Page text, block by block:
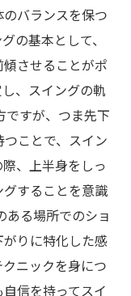
バランスを保つ
の基本として、
させることがポ
、スイングの軌
ですが、つま先下
ことで、スイン
、上半身をしっ
することを意識
ある場所でのショ
がりに特化した感
ニックを身につ
信を持ってスイ